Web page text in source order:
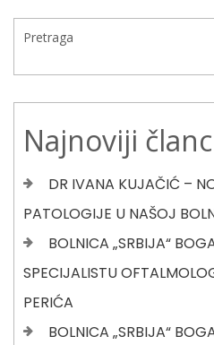
Pretraga
Najnoviji
DR IVANA KUJAČIĆ –
PATOLOGIJE U NAŠOJ
BOLNICA „SRBIJA“
SPECIJALISTU
PERIĆA
BOLNICA „SRBIJA“